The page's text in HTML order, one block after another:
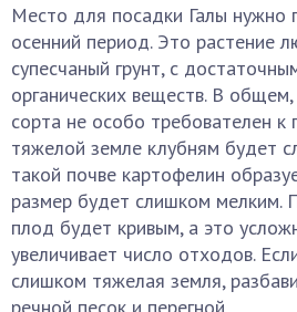
Место для посадки Галы нужно
осенний период. Это растение
супесчаный грунт, с
органических веществ. В
сорта не особо требователен к
тяжелой земле клубням будет
такой почве картофелин
размер будет слишком мелким.
плод будет кривым, а это
увеличивает число отходов.
слишком тяжелая земля,